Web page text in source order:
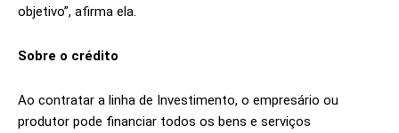
objetivo”, afirma ela.
Sobre o crédito
Ao contratar a linha de Investimento, o empresário ou
produtor pode financiar todos os bens e serviços